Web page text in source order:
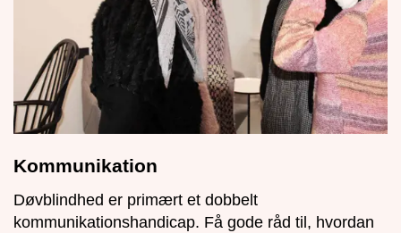
Kommunikation
Døvblindhed er primært et dobbelt
kommunikationshandicap. Få gode råd til, hvordan